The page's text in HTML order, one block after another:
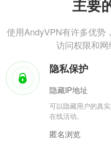
主要
使用AndyVPN有许多优势
访问权限和
隐私保护
隐藏IP地址
可以隐藏用户的真
在线活动。
匿名浏览